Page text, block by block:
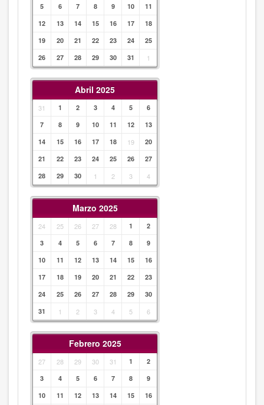
5 6 7 8 9 10
11
12
13 14 15 16 17
18
19
20 21 22 23 24
25
26
27 28 29 30 31 1
Abril 2025
31 1 2 3 4 5
6
7
8 9 10 11 12
13
14
15 16 17 18 19
20
21
22 23 24 25 26
27
28
29 30 1 2 3 4
Marzo 2025
24 25 26 27 28 1
2
3
4 5 6 7 8
9
10
11 12 13 14 15
16
17
18 19 20 21 22
23
24
25 26 27 28 29
30
31
1 2 3 4 5 6
Febrero 2025
27 28 29 30 31 1
2
3
4 5 6 7 8
9
10
11 12 13 14 15
16